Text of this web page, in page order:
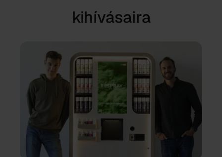
kihívásaira